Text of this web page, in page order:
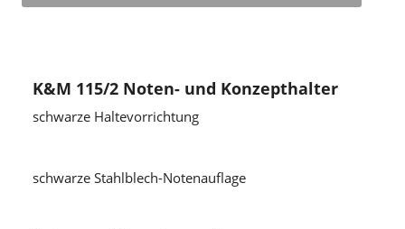
K&M 115/2 Noten- und Konzepthalter
schwarze Haltevorrichtung
schwarze Stahlblech-Notenauflage